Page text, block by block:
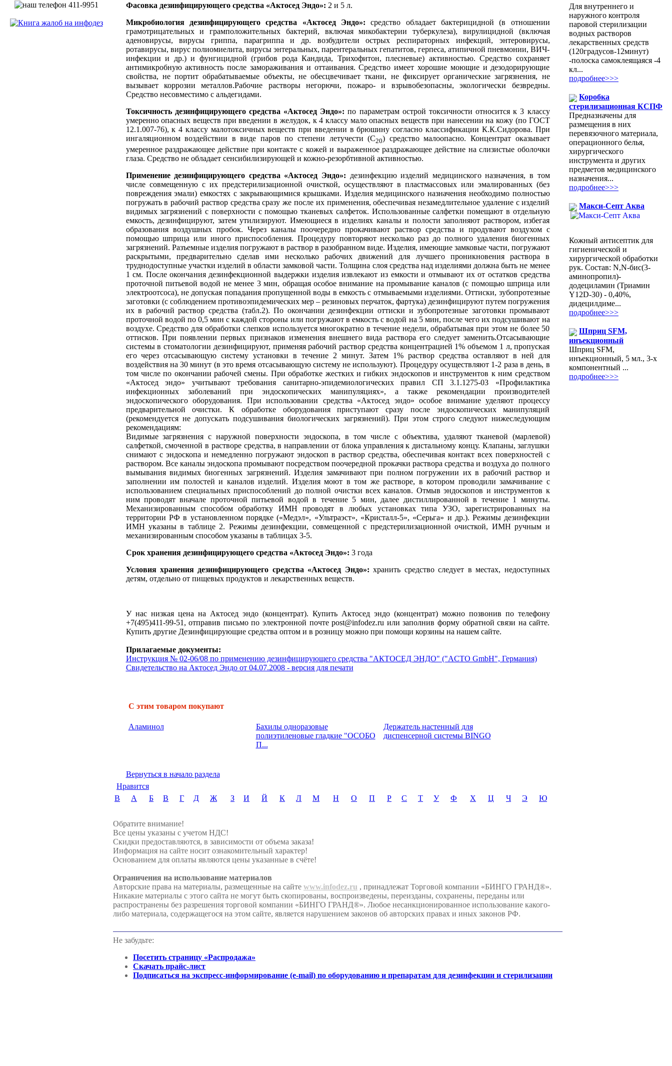
Фасовка дезинфицирующего средства «Актосед Эндо»: 2 и 5 л.
Микробиология дезинфицирующего средства «Актосед Эндо»:средство обладает бактерицидной (в отношении
грамотрицательных и грамположительных бактерий, включая микобактерии туберкулеза), вирулицидной (включая
аденовирусы, вирусы гриппа, парагриппа и др. возбудители острых респираторных инфекций, энтеровирусы,
ротавирусы, вирус полиомиелита, вирусы энтеральных, парентеральных гепатитов, герпеса, атипичной пневмонии, ВИЧ-
инфекции и др.) и фунгицидной (грибов рода Кандида, Трихофитон, плесневые) активностью. Средство сохраняет
антимикробную активность после замораживания и оттаивания. Средство имеет хорошие моющие и дезодорирующие
свойства, не портит обрабатываемые объекты, не обесцвечивает ткани, не фиксирует органические загрязнения, не
вызывает коррозии металлов.Рабочие растворы негорючи, пожаро- и взрывобезопасны, экологически безвредны.
Средство несовместимо с альдегидами.
Токсичность дезинфицирующего средства «Актосед Эндо»:по параметрам острой токсичности относится к 3 классу
умеренно опасных веществ при введении в желудок, к 4 классу мало опасных веществ при нанесении на кожу (по ГОСТ
12.1.007-76), к 4 классу малотоксичных веществ при введении в брюшину согласно классификации К.К.Сидорова. При
ингаляционном воздействии в виде паров по степени летучести (С20) средство малоопасно. Концентрат оказывает
умеренное раздражающее действие при контакте с кожей и выраженное раздражающее действие на слизистые оболочки
глаза. Средство не обладает сенсибилизирующей и кожно-резорбтивной активностью.
Применение дезинфицирующего средства «Актосед Эндо»: дезинфекцию изделий медицинского назначения, в том
числе совмещенную с их предстерилизационной очисткой, осуществляют в пластмассовых или эмалированных (без
повреждения эмали) емкостях с закрывающимися крышками. Изделия медицинского назначения необходимо полностью
погружать в рабочий раствор средства сразу же после их применения, обеспечивая незамедлительное удаление с изделий
видимых загрязнений с поверхности с помощью тканевых салфеток. Использованные салфетки помещают в отдельную
емкость, дезинфицируют, затем утилизируют. Имеющиеся в изделиях каналы и полости заполняют раствором, избегая
образования воздушных пробок. Через каналы поочередно прокачивают раствор средства и продувают воздухом с
помощью шприца или иного приспособления. Процедуру повторяют несколько раз до полного удаления биогенных
загрязнений. Разъемные изделия погружают в раствор в разобранном виде. Изделия, имеющие замковые части, погружают
раскрытыми, предварительно сделав ими несколько рабочих движений для лучшего проникновения раствора в
труднодоступные участки изделий в области замковой части. Толщина слоя средства над изделиями должна быть не менее
1 см. После окончания дезинфекционной выдержки изделия извлекают из емкости и отмывают их от остатков средства
проточной питьевой водой не менее 3 мин, обращая особое внимание на промывание каналов (с помощью шприца или
электроотсоса), не допуская попадания пропущенной воды в емкость с отмываемыми изделиями. Оттиски, зубопротезные
заготовки (с соблюдением противоэпидемических мер – резиновых перчаток, фартука) дезинфицируют путем погружения
их в рабочий раствор средства (табл.2). По окончании дезинфекции оттиски и зубопротезные заготовки промывают
проточной водой по 0,5 мин с каждой стороны или погружают в емкость с водой на 5 мин, после чего их подсушивают на
воздухе. Средство для обработки слепков используется многократно в течение недели, обрабатывая при этом не более 50
оттисков. При появлении первых признаков изменения внешнего вида раствора его следует заменить.Отсасывающие
системы в стоматологии дезинфицируют, применяя рабочий раствор средства концентрацией 1% объемом 1 л, пропуская
его через отсасывающую систему установки в течение 2 минут. Затем 1% раствор средства оставляют в ней для
воздействия на 30 минут (в это время отсасывающую систему не используют). Процедуру осуществляют 1-2 раза в день, в
том числе по окончании рабочей смены. При обработке жестких и гибких эндоскопов и инструментов к ним средством
«Актосед эндо» учитывают требования санитарно-эпидемиологических правил СП 3.1.1275-03 «Профилактика
инфекционных заболеваний при эндоскопических манипуляциях», а также рекомендации производителей
эндоскопического оборудования. При использовании средства «Актосед эндо» особое внимание уделяют процессу
предварительной очистки. К обработке оборудования приступают сразу после эндоскопических манипуляций
(рекомендуется не допускать подсушивания биологических загрязнений). При этом строго следуют нижеследующим
рекомендациям:
Видимые загрязнения с наружной поверхности эндоскопа, в том числе с объектива, удаляют тканевой (марлевой)
салфеткой, смоченной в растворе средства, в направлении от блока управления к дистальному концу. Клапаны, заглушки
снимают с эндоскопа и немедленно погружают эндоскоп в раствор средства, обеспечивая контакт всех поверхностей с
раствором. Все каналы эндоскопа промывают посредством поочередной прокачки раствора средства и воздуха до полного
вымывания видимых биогенных загрязнений. Изделия замачивают при полном погружении их в рабочий раствор и
заполнении им полостей и каналов изделий. Изделия моют в том же растворе, в котором проводили замачивание с
использованием специальных приспособлений до полной очистки всех каналов. Отмыв эндоскопов и инструментов к
ним проводят вначале проточной питьевой водой в течение 5 мин, далее дистиллированной в течение 1 минуты.
Механизированным способом обработку ИМН проводят в любых установках типа УЗО, зарегистрированных на
территории РФ в установленном порядке («Медэл», «Ультраэст», «Кристалл-5», «Серьга» и др.). Режимы дезинфекции
ИМН указаны в таблице 2. Режимы дезинфекции, совмещенной с предстерилизационной очисткой, ИМН ручным и
механизированным способом указаны в таблицах 3-5.
Срок хранения дезинфицирующего средства «Актосед Эндо»: 3 года
Условия хранения дезинфицирующего средства «Актосед Эндо»:хранить средство следует в местах, недоступных
детям, отдельно от пищевых продуктов и лекарственных веществ.
У нас низкая цена на Актосед эндо (концентрат). Купить Актосед эндо (концентрат) можно позвонив по телефону
+7(495)411-99-51, отправив письмо по электронной почте post@infodez.ru или заполнив форму обратной связи на сайте.
Купить другие Дезинфицирующие средства оптом и в розницу можно при помощи корзины на нашем сайте.
Прилагаемые документы:
Инструкция № 02-06/08 по применению дезинфицирующего средства "АКТОСЕД ЭНДО" ("ACTO GmbH", Германия)
Свидетельство на Актосед Эндо от 04.07.2008 - версия для печати
С этим товаром покупают
Аламинол
Бахилы одноразовые
полиэтиленовые гладкие "ОСОБО
П...
Держатель настенный для
диспенсерной системы BINGO
Вернуться в начало раздела
Нравится
B
А Б В Г Д Ж З И Й К Л М Н О П Р С Т У Ф Х Ц Ч Э Ю
Обратите внимание!
Все цены указаны с учетом НДС!
Скидки предоставляются, в зависимости от объема заказа!
Информация на сайте носит ознакомительный характер!
Основанием для оплаты являются цены указанные в счёте!
Ограничения на использование материалов
Авторские права на материалы, размещенные на сайте www.infodez.ru , принадлежат Торговой компании «БИНГО ГРАНД®».
Никакие материалы с этого сайта не могут быть скопированы, воспроизведены, переизданы, сохранены, переданы или
распространены без разрешения торговой компании «БИНГО ГРАНД®». Любое несанкционированное использование какого-
либо материала, содержащегося на этом сайте, является нарушением законов об авторских правах и иных законов РФ.
Не забудьте:
Посетить страницу «Распродажа»
Скачать прайс-лист
Подписаться на экспресс-информирование (e-mail) по оборудованию и препаратам для дезинфекции и стерилизации
Для внутреннего и
наружного контроля
паровой стерилизации
водных растворов
лекарственных средств
(120градусов-12минут)
-полоска самоклеящаяся -4
кл...
подробнее>>>
Коробка
стерилизационная КСПФ
Предназначены для
размещения в них
перевязочного материала,
операционного белья,
хирургического
инструмента и других
предметов медицинского
назначения...
подробнее>>>
Макси-Септ Аква
Кожный антисептик для
гигиенической и
хирургической обработки
рук. Состав: N,N-бис(3-
аминопропил)-
додециламин (Триамин
Y12D-30) - 0,40%,
дидецилдиме...
подробнее>>>
Шприц SFM,
инъекционный
Шприц SFM,
инъекционный, 5 мл., 3-х
компонентный ...
подробнее>>>